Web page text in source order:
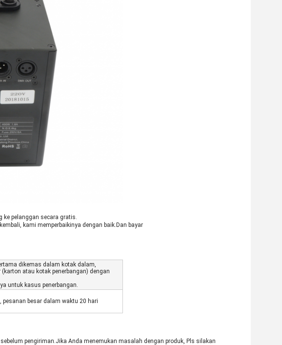
ke pelanggan secara gratis.
kami memperbaikinya dengan baik.Dan bayar
dikemas dalam kotak dalam,
atau kotak penerbangan) dengan
untuk kasus penerbangan.
besar dalam waktu 20 hari
pengiriman.Jika Anda menemukan masalah dengan produk, Pls silakan